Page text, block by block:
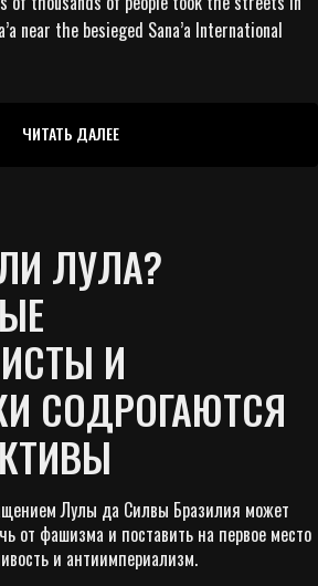
near the besieged Sana’a International
ЧИТАТЬ ДАЛЕЕ
ЛУЛА?
И
СОДРОГАЮТСЯ
Лулы да Силвы Бразилия может
от фашизма и поставить на первое место
и антиимпериализм.